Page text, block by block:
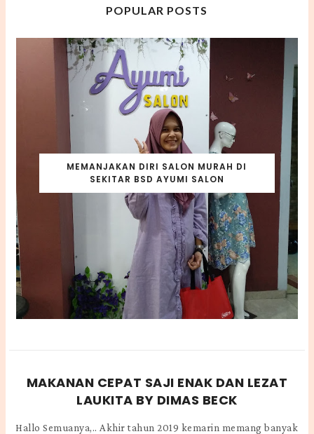
POPULAR POSTS
MEMANJAKAN DIRI SALON MURAH DI
SEKITAR BSD AYUMI SALON
MAKANAN CEPAT SAJI ENAK DAN LEZAT
LAUKITA BY DIMAS BECK
Hallo Semuanya,.. Akhir tahun 2019 kemarin memang banyak